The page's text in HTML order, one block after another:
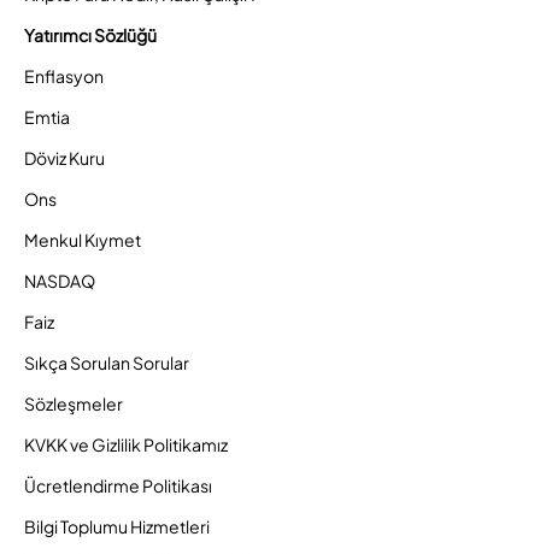
Yatırımcı Sözlüğü
Enflasyon
Emtia
Döviz Kuru
Ons
Menkul Kıymet
NASDAQ
Faiz
Sıkça Sorulan Sorular
Sözleşmeler
KVKK ve Gizlilik Politikamız
Ücretlendirme Politikası
Bilgi Toplumu Hizmetleri